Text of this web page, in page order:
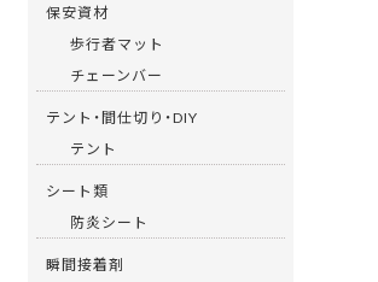
保安資材
歩行者マット
チェーンバー
テント・間仕切り・DIY
テント
シート類
防炎シート
瞬間接着剤